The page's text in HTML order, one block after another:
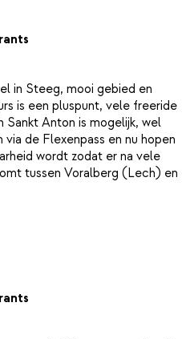
in Steeg, mooi gebied en
is een pluspunt, vele freeride
Sankt Anton is mogelijk, wel
de Flexenpass en nu hopen
wordt zodat er na vele
tussen Voralberg (Lech) en